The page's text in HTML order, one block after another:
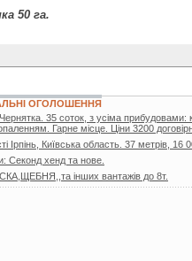
50 га.
ОГОЛОШЕННЯ
35 соток, з усіма прибудовами:
Гарне місце. Ціни 3200
Ірпінь, Київська область. 37 метрів, 16
Секонд хенд та нове.
інших вантажів до 8т.